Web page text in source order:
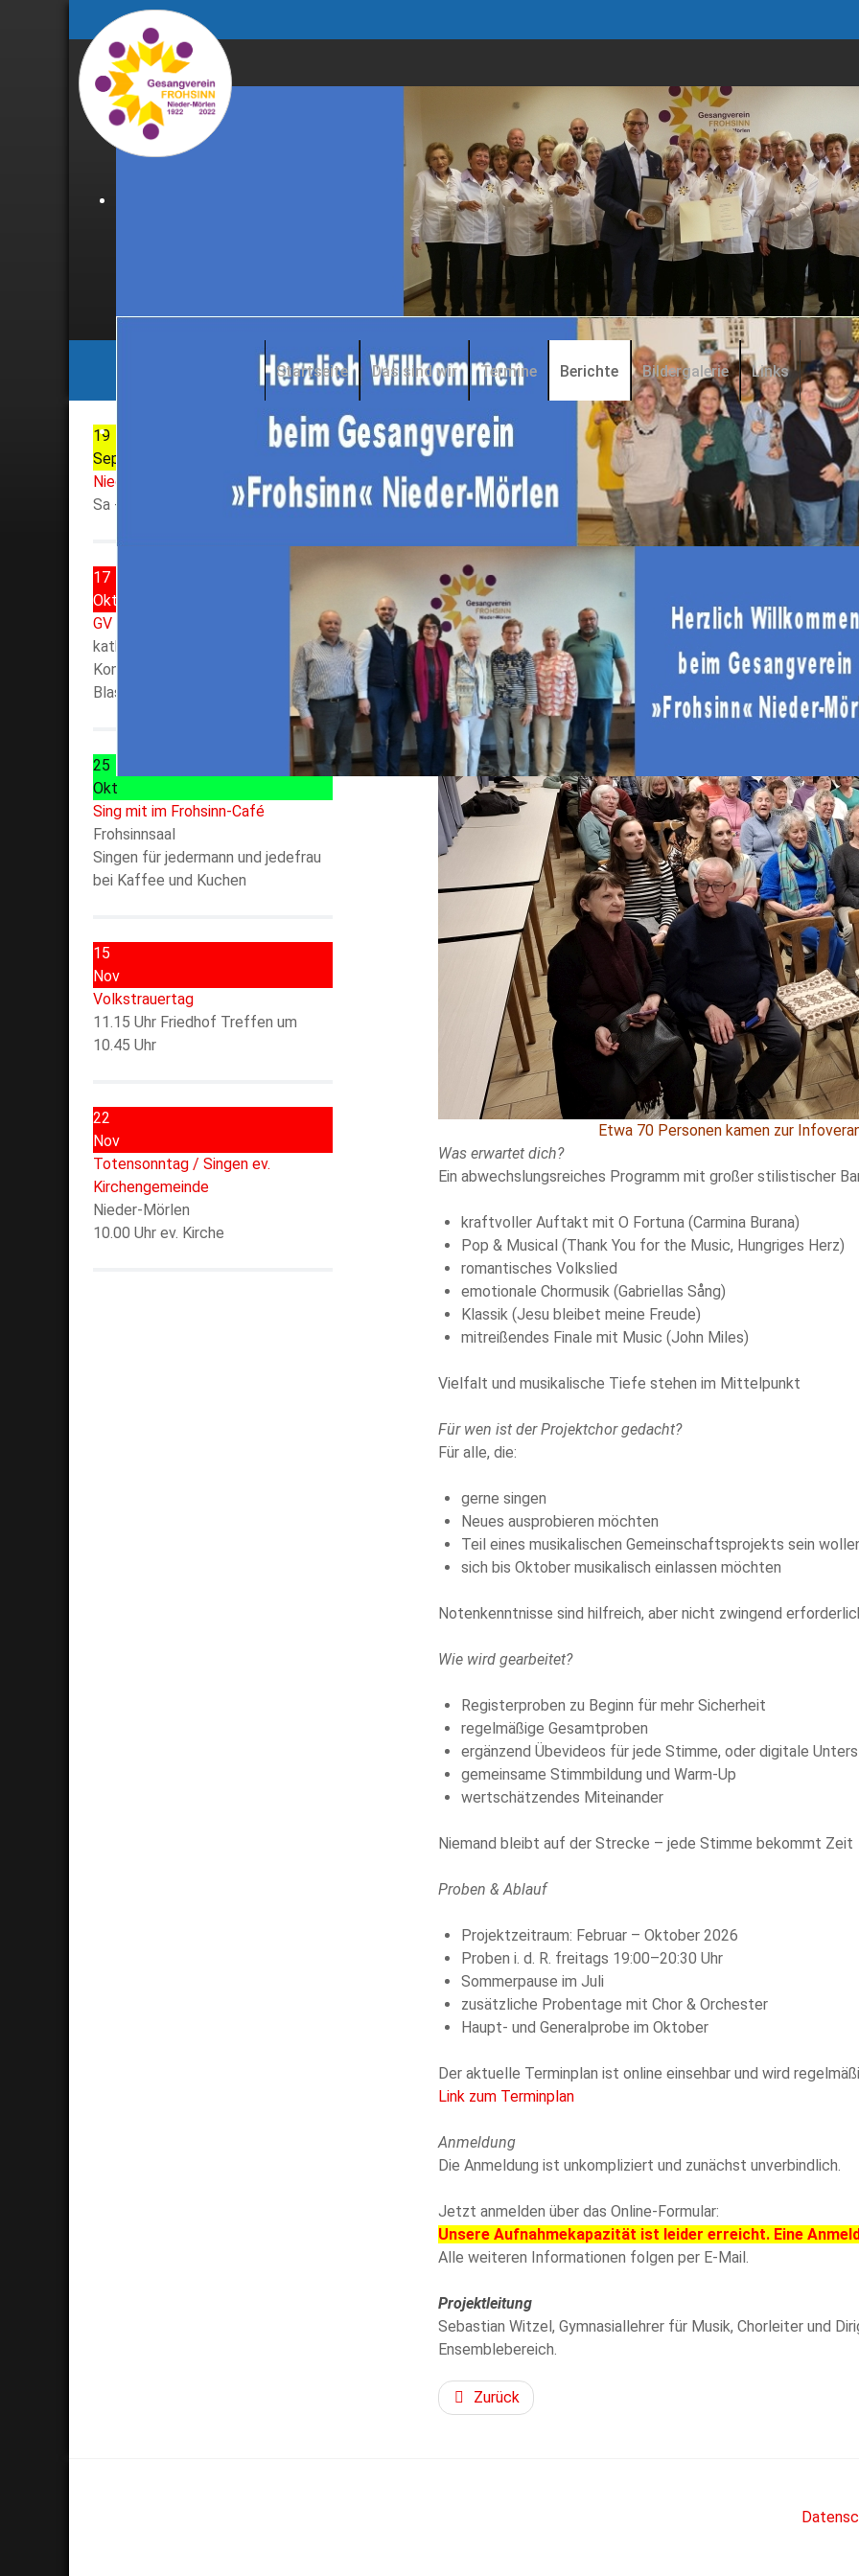
Startseite Das sind wir Termine Berichte Bildergalerie Links
19
Sep
Nieder-Mörler Kerb
Sa - Mo Frauenwaldhalle
17
Okt
GV Frohsinn - Jahreskonzert
kath. Kirche Nieder-Mörlen
Konzert in Kooperation mit
Blasorchester FF NM
25
Okt
Sing mit im Frohsinn-Café
Frohsinnsaal
Singen für jedermann und jedefrau
bei Kaffee und Kuchen
15
Nov
Volkstrauertag
11.15 Uhr Friedhof Treffen um
10.45 Uhr
22
Nov
Totensonntag / Singen ev.
Kirchengemeinde
Nieder-Mörlen
10.00 Uhr ev. Kirche
Projektchor 2026 – Love. Music.
Mitsingen beim Konzert am 17.10.2026
Der Projektchor 2026 lädt alle ein, die Freude am Singen
Gemeinsam mit dem Blasorchester der Freiwilligen
Konzertprogramm zwischen Klassik, Pop und emotionalen
Ziel ist das Konzert„Love. Music.“ am 17. Oktober 2026.
Etwa 70 Personen kamen zur
Was erwartet dich?
Ein abwechslungsreiches Programm mit großer stilistischer
kraftvoller Auftakt mit O Fortuna (Carmina Burana)
Pop & Musical (Thank You for the Music, Hungriges Herz)
romantisches Volkslied
emotionale Chormusik (Gabriellas Sång)
Klassik (Jesu bleibet meine Freude)
mitreißendes Finale mit Music (John Miles)
Vielfalt und musikalische Tiefe stehen im Mittelpunkt
Für wen ist der Projektchor gedacht?
Für alle, die:
gerne singen
Neues ausprobieren möchten
Teil eines musikalischen Gemeinschaftsprojekts sein
sich bis Oktober musikalisch einlassen möchten
Notenkenntnisse sind hilfreich, aber nicht zwingend
Wie wird gearbeitet?
Registerproben zu Beginn für mehr Sicherheit
regelmäßige Gesamtproben
ergänzend Übevideos für jede Stimme, oder digitale
gemeinsame Stimmbildung und Warm-Up
wertschätzendes Miteinander
Niemand bleibt auf der Strecke – jede Stimme bekommt Zeit
Proben & Ablauf
Projektzeitraum: Februar – Oktober 2026
Proben i. d. R. freitags 19:00–20:30 Uhr
Sommerpause im Juli
zusätzliche Probentage mit Chor & Orchester
Haupt- und Generalprobe im Oktober
Der aktuelle Terminplan ist online einsehbar und wird
Link zum Terminplan
Anmeldung
Die Anmeldung ist unkompliziert und zunächst unverbindlich.
Jetzt anmelden über das Online-Formular:
Unsere Aufnahmekapazität ist leider erreicht. Eine
Alle weiteren Informationen folgen per E-Mail.
Projektleitung
Sebastian Witzel, Gymnasiallehrer für Musik, Chorleiter und
Ensemblebereich.
Zurück